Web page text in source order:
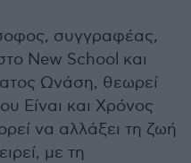
συγγραφέας,
New School και
Ωνάση, θεωρεί
Είναι και Χρόνος
να αλλάξει τη ζωή
με τη